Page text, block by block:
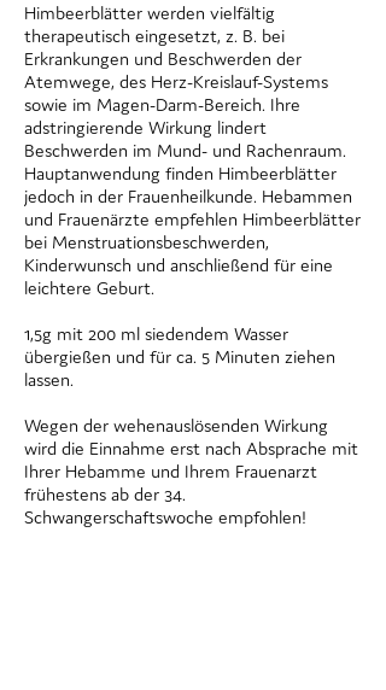
Himbeerblätter werden vielfältig
therapeutisch eingesetzt, z. B. bei
Erkrankungen und Beschwerden der
Atemwege, des Herz-Kreislauf-Systems
sowie im Magen-Darm-Bereich. Ihre
adstringierende Wirkung lindert
Beschwerden im Mund- und Rachenraum.
Hauptanwendung finden Himbeerblätter
jedoch in der Frauenheilkunde. Hebammen
und Frauenärzte empfehlen Himbeerblätter
bei Menstruationsbeschwerden,
Kinderwunsch und anschließend für eine
leichtere Geburt.
1,5g mit 200 ml siedendem Wasser
übergießen und für ca. 5 Minuten ziehen
lassen.
Wegen der wehenauslösenden Wirkung
wird die Einnahme erst nach Absprache mit
Ihrer Hebamme und Ihrem Frauenarzt
frühestens ab der 34.
Schwangerschaftswoche empfohlen!